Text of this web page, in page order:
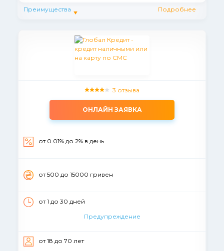
Преимущества Подробнее
3 отзыва
ОНЛАЙН ЗАЯВКА
от 0.01% до 2% в день
от 500 до 15000 гривен
от 1 до 30 дней
Предупреждение
от 18 до 70 лет